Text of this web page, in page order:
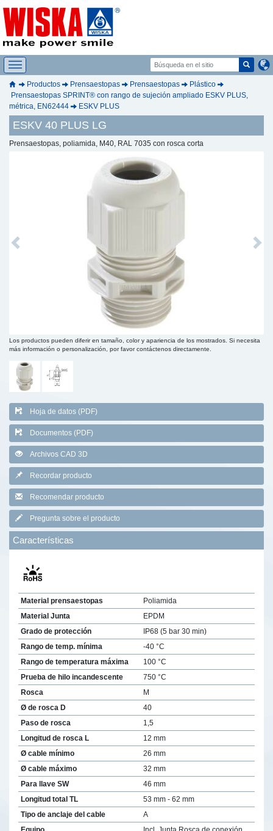
Productos Prensaestopas Prensaestopas
Plástico
Prensaestopas SPRINT® con rango de sujeción ampliado ESKV PLUS,
métrica, EN62444
ESKV PLUS
ESKV 40 PLUS LG
Prensaestopas, poliamida, M40, RAL 7035 con rosca corta
Previous Next
Los productos pueden diferir en tamaño, color y apariencia de los mostrados. Si necesita
más información o personalización, por favor contáctenos directamente.
Hoja de datos (PDF)
Documentos (PDF)
Archivos CAD 3D
Recordar producto
Recomendar producto
Pregunta sobre el producto
Características
Material prensaestopas
Poliamida
Material Junta
EPDM
Grado de protección
IP68 (5 bar 30 min)
Rango de temp. mínima
-40 °C
Rango de temperatura máxima
100 °C
Prueba de hilo incandescente
750 °C
Rosca
M
Ø de rosca D
40
Paso de rosca
1,5
Longitud de rosca L
12 mm
Ø cable mínimo
26 mm
Ø cable máximo
32 mm
Para llave SW
46 mm
Longitud total TL
53 mm - 62 mm
Tipo de anclaje del cable
A